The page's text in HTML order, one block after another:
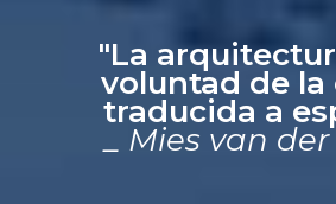
"La
voluntad de la
traducida a
_ Mies van der